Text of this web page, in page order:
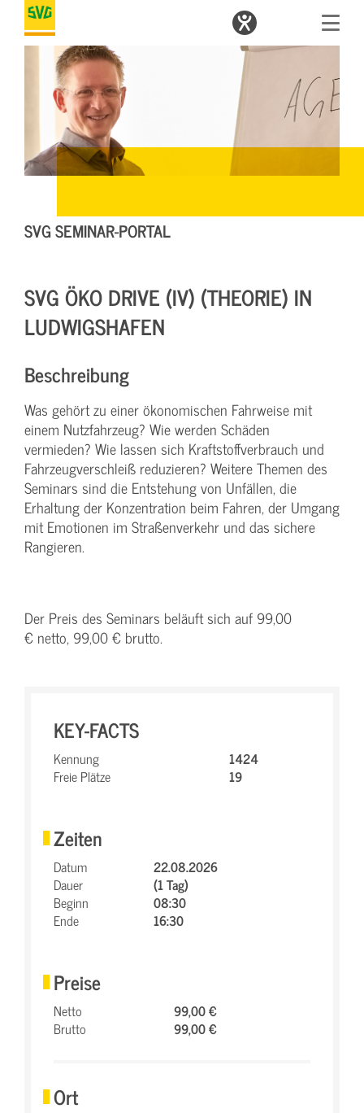
SVG SEMINAR-PORTAL
SVG ÖKO DRIVE (IV) (THEORIE) IN
LUDWIGSHAFEN
Beschreibung
Was gehört zu einer ökonomischen Fahrweise mit
einem Nutzfahrzeug? Wie werden Schäden
vermieden? Wie lassen sich Kraftstoffverbrauch und
Fahrzeugverschleiß reduzieren? Weitere Themen des
Seminars sind die Entstehung von Unfällen, die
Erhaltung der Konzentration beim Fahren, der Umgang
mit Emotionen im Straßenverkehr und das sichere
Rangieren.
Der Preis des Seminars beläuft sich auf 99,00
€ netto, 99,00 € brutto.
KEY-FACTS
Kennung
1424
Freie Plätze
19
Zeiten
Datum
22.08.2026
Dauer
(1 Tag)
Beginn
08:30
Ende
16:30
Preise
Netto
99,00 €
Brutto
99,00 €
Ort